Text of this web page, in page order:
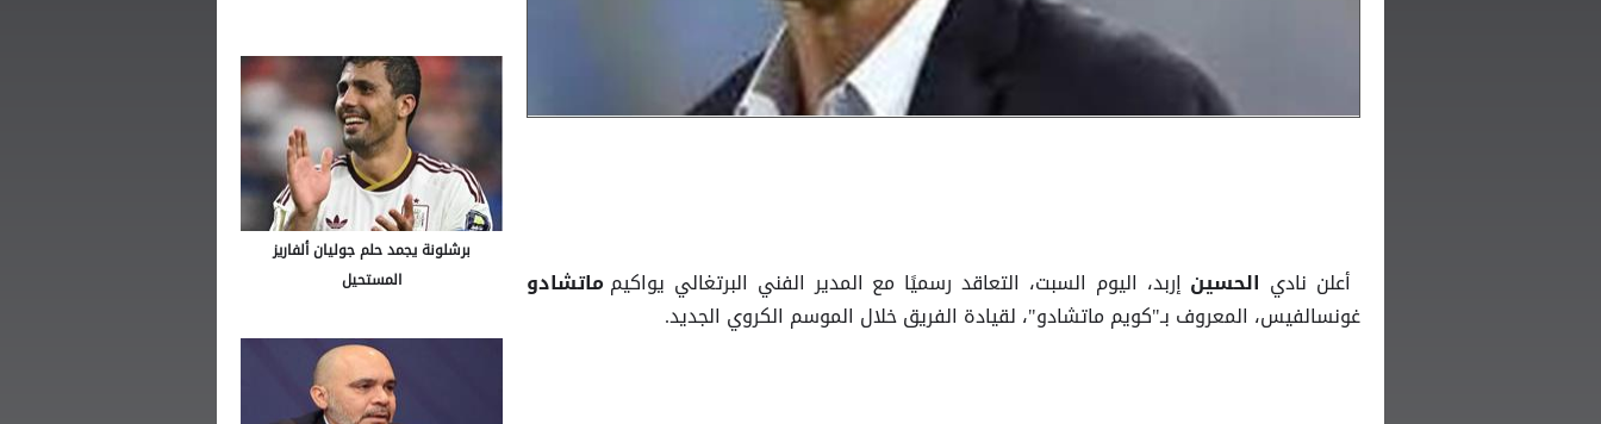
أعلن نادي الحسين إربد، اليوم السبت، التعاقد رسميًا مع المدير الفني البرتغالي يواكيم ماتشادو
غونسالفيس، المعروف بـ"كويم ماتشادو"، لقيادة الفريق خلال الموسم الكروي الجديد.
برشلونة يجمد حلم جوليان ألفاريز
المستحيل